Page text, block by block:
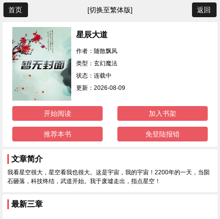
首页 [切换至繁体版] 返回
星辰大道
作者：随散飘风
类型：玄幻魔法
状态：连载中
更新：2026-08-09
开始阅读 加入书架
推荐本书 免登陆报错
文章简介
我看星空很大，星空看我也很大。这是宇宙，我的宇宙！2200年的一天，当陨
石砸落，科技终结，武道开始。我于废墟走出，指点星空！
最新三章